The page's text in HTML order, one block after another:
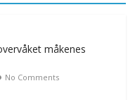
måkenes
No Comments